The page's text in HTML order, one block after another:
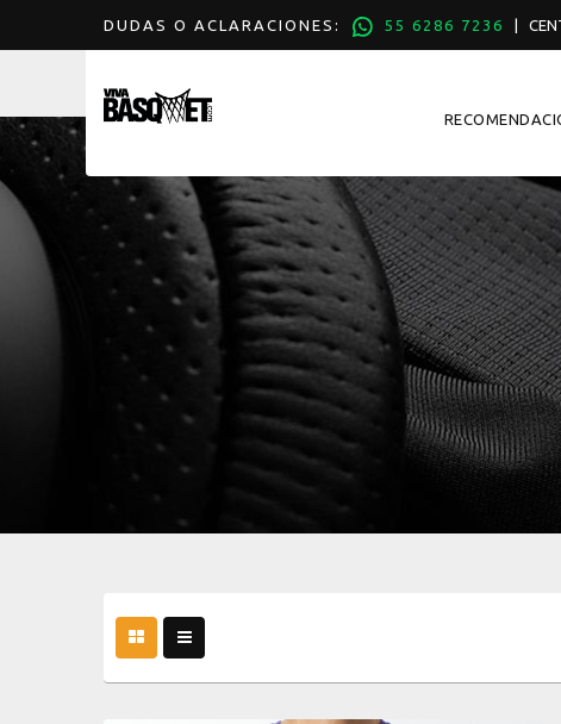
DUDAS O ACLARACIONES: 55 6286 7236 |